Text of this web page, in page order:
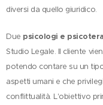
diversi da quello giuridico.
Due psicologi e
Studio Legale. Il cliente
potendo contare su un
aspetti umani e che
conflittualità. L'obiettivo